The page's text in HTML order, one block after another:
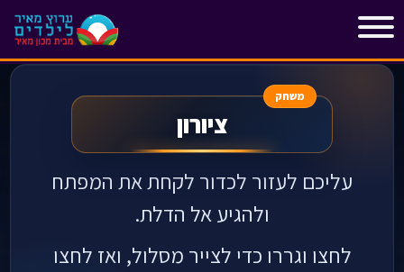
משחק
ציורון
עליכם לעזור לכדור לקחת את המפתח
ולהגיע אל הדלת.
לחצו וגררו כדי לצייר מסלול, ואז לחצו